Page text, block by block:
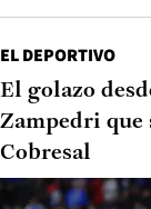
EL DEPORTIVO
El golazo
Zampedri
Cobresal